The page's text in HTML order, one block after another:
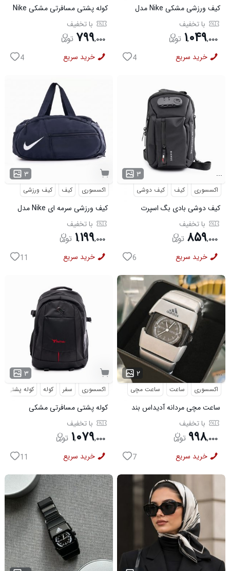
کوله پشتی مسافرتی مشکی Nike
مدل 50693 با تخفیف
۷۹۹,۰۰۰
خرید سریع 4
کیف ورزشی مشکی Nike مدل
50700با تخفیف
۱,۰۴۹,۰۰۰
خرید سریع 4
۳
اکسسوری کیف کیف ورزشی
کیف ورزشی سرمه ای Nike مدل
50701با تخفیف
۱,۱۹۹,۰۰۰
خرید سریع 11
۳ ...
اکسسوری کیف کیف دوشی
کیف دوشی بادی بگ اسپرت
Bange مدل 50695با تخفیف
۸۵۹,۰۰۰
خرید سریع 6
۳
اکسسوری سفر کوله کوله پشتی
کوله پشتی مسافرتی مشکی
Buffalo مدل 50690با تخفیف
۱,۰۷۹,۰۰۰
خرید سریع 11
۲ ...
اکسسوری ساعت ساعت مچی
ساعت مچی مردانه آدیداس بند
استیل فنری لوکس نقره ای
با تخفیف
۹۹۸,۰۰۰
خرید سریع 7